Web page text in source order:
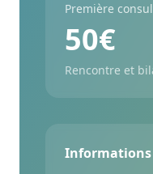
Première
50€
Rencontre et